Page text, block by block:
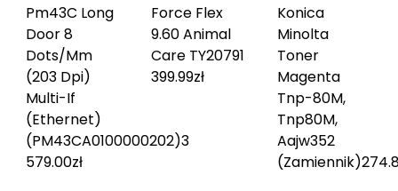
Pm43C Long
Door 8
Dots/Mm
(203 Dpi)
Multi-If
(Ethernet)
(PM43CA0100000202)3
579.00zł
Force Flex
9.60 Animal
Care TY20791
399.99zł
Konica
Minolta
Toner
Magenta
Tnp-80M,
Tnp80M,
Aajw352
(Zamiennik)